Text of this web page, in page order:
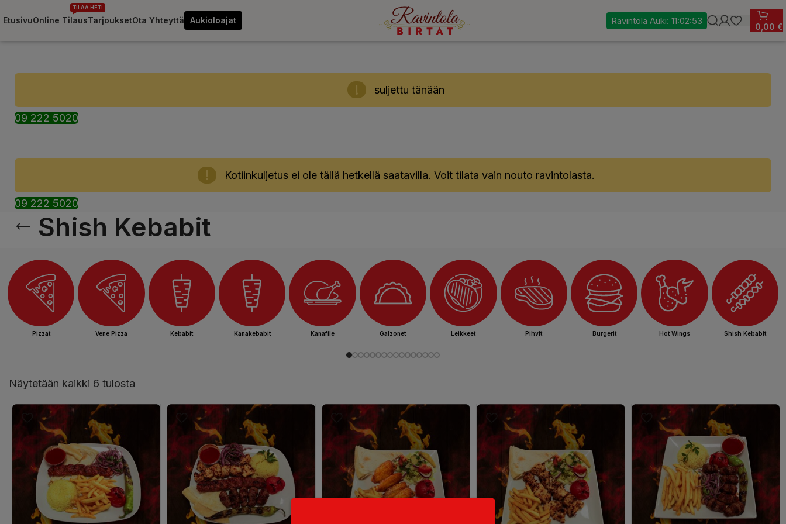
EtusivuOnline Tilaus
TILAA HETI
TarjouksetOta Yhteyttä Aukioloajat Ravintola Auki:11:02:52
0,00 €
suljettu tänään
09 222 5020
Kotiinkuljetus ei ole tällä hetkellä saatavilla. Voit tilata vain nouto ravintolasta.
09 222 5020
Shish Kebabit
Pizzat Vene Pizza Kebabit Kanakebabit Kanafile Galzonet Leikkeet Pihvit Burgerit Hot Wings Shish Kebabit
Näytetään kaikki 6 tulosta